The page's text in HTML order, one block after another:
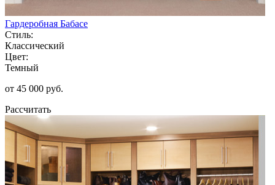
Гардеробная Бабасе
Стиль:
Классический
Цвет:
Темный
от 45 000 руб.
Рассчитать